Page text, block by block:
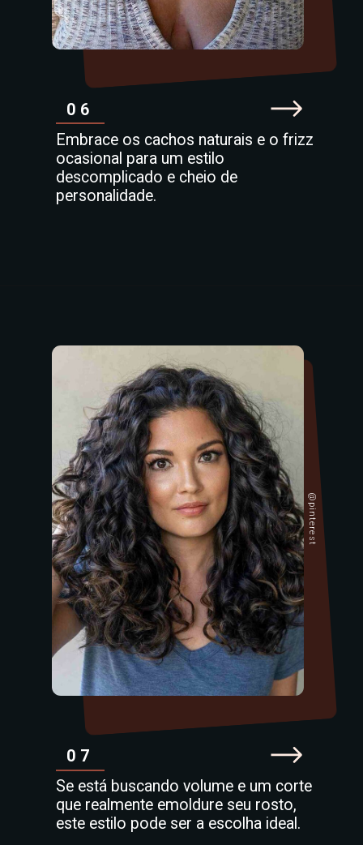
06
Embrace os cachos naturais e o frizz
ocasional para um estilo
descomplicado e cheio de
personalidade.
07
Se está buscando volume e um corte
que realmente emoldure seu rosto,
este estilo pode ser a escolha ideal.
@pinterest